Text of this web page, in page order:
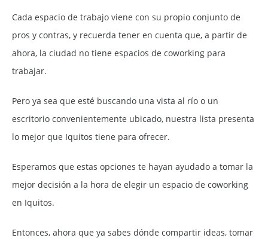
Cada espacio de trabajo viene con su propio conjunto de
pros y contras, y recuerda tener en cuenta que, a partir de
ahora, la ciudad no tiene espacios de coworking para
trabajar.
Pero ya sea que esté buscando una vista al río o un
escritorio convenientemente ubicado, nuestra lista presenta
lo mejor que Iquitos tiene para ofrecer.
Esperamos que estas opciones te hayan ayudado a tomar la
mejor decisión a la hora de elegir un espacio de coworking
en Iquitos.
Entonces, ahora que ya sabes dónde compartir ideas, tomar